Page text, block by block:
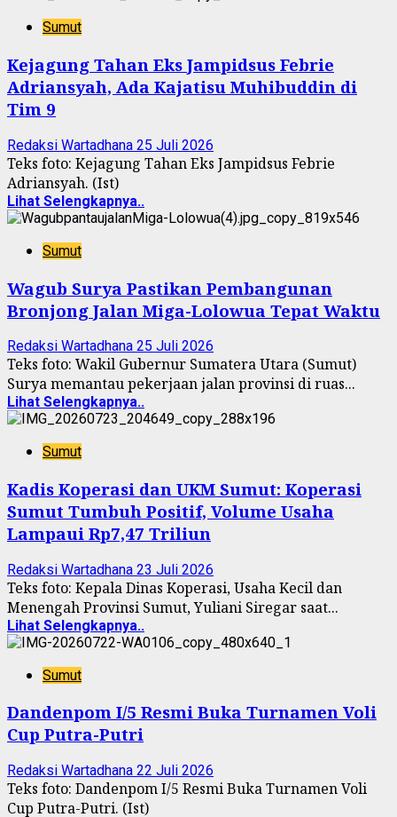
Sumut
Kejagung Tahan Eks Jampidsus Febrie
Adriansyah, Ada Kajatisu Muhibuddin di
Tim 9
Redaksi Wartadhana 25 Juli 2026
Teks foto: Kejagung Tahan Eks Jampidsus Febrie
Adriansyah. (Ist)
Lihat Selengkapnya..
Sumut
Wagub Surya Pastikan Pembangunan
Bronjong Jalan Miga-Lolowua Tepat Waktu
Redaksi Wartadhana 25 Juli 2026
Teks foto: Wakil Gubernur Sumatera Utara (Sumut)
Surya memantau pekerjaan jalan provinsi di ruas...
Lihat Selengkapnya..
Sumut
Kadis Koperasi dan UKM Sumut: Koperasi
Sumut Tumbuh Positif, Volume Usaha
Lampaui Rp7,47 Triliun
Redaksi Wartadhana 23 Juli 2026
Teks foto: Kepala Dinas Koperasi, Usaha Kecil dan
Menengah Provinsi Sumut, Yuliani Siregar saat...
Lihat Selengkapnya..
Sumut
Dandenpom I/5 Resmi Buka Turnamen Voli
Cup Putra-Putri
Redaksi Wartadhana 22 Juli 2026
Teks foto: Dandenpom I/5 Resmi Buka Turnamen Voli
Cup Putra-Putri. (Ist)